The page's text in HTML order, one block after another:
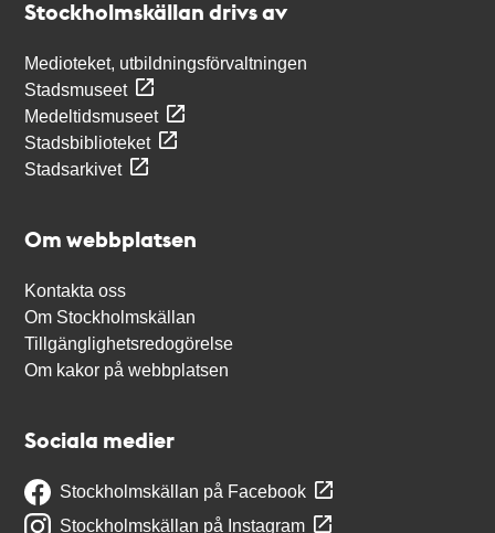
Stockholmskällan drivs av
Medioteket, utbildningsförvaltningen
Stadsmuseet
Medeltidsmuseet
Stadsbiblioteket
Stadsarkivet
Om webbplatsen
Kontakta oss
Om Stockholmskällan
Tillgänglighetsredogörelse
Om kakor på webbplatsen
Sociala medier
Stockholmskällan på Facebook
Stockholmskällan på Instagram